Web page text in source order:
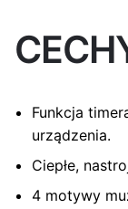
Funkcja
urządzenia.
Ciepłe,
4 motywy